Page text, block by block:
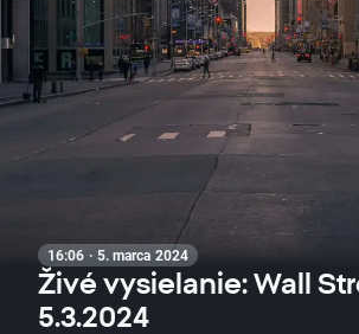
16:06 · 5. marca 2024
Živé vysielanie: Wall
5.3.2024